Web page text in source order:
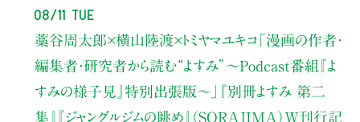
08/11 Tue
藁谷周太郎×横山陸渡×トミヤマユキコ「漫画の作者・
編集者・研究者から読む“よすみ” 〜Podcast番組『よ
すみの様子見』特別出張版〜」
『別冊よすみ 第二
集』『ジャングルジムの眺め』（SORAJIMA）W刊行記